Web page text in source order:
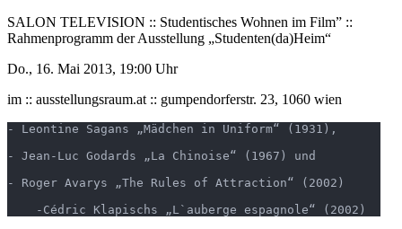
SALON TELEVISION :: Studentisches Wohnen im Film” ::
Rahmenprogramm der Ausstellung „Studenten(da)Heim“
Do., 16. Mai 2013, 19:00 Uhr
im :: ausstellungsraum.at :: gumpendorferstr. 23, 1060 wien
- Leontine Sagans „Mädchen in Uniform“ (1931),
- Jean-Luc Godards „La Chinoise“ (1967) und
- Roger Avarys „The Rules of Attraction“ (2002)